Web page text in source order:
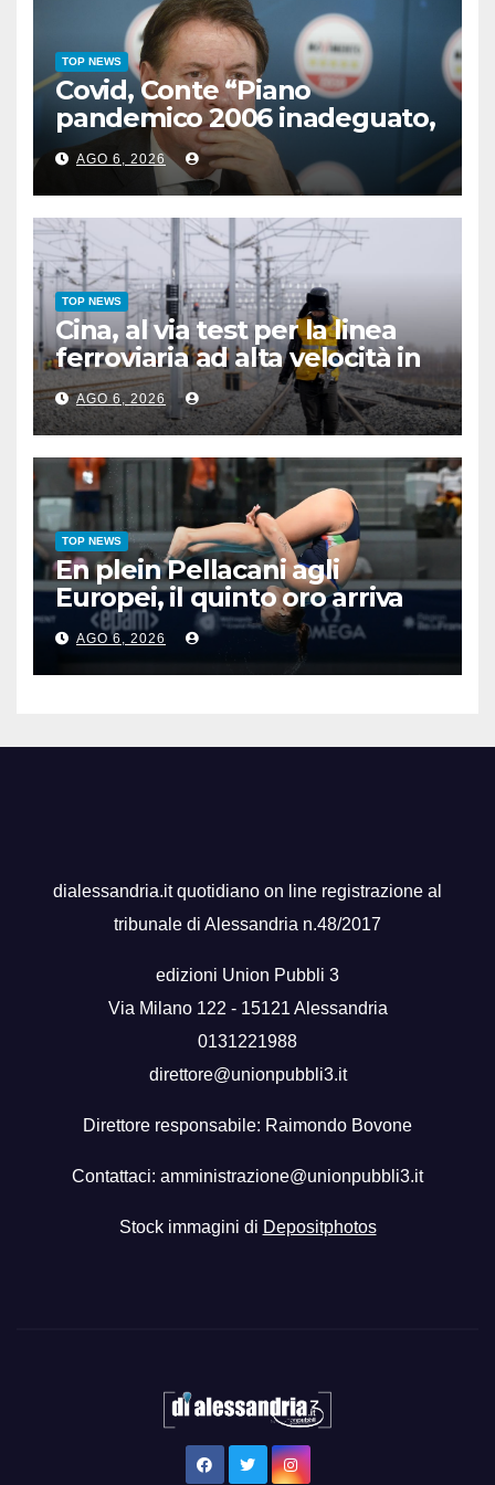
TOP NEWS
Covid, Conte “Piano
pandemico 2006 inadeguato,
virus senza precedenti”
AGO 6, 2026
TOP NEWS
Cina, al via test per la linea
ferroviaria ad alta velocità in
zona permafrost
AGO 6, 2026
TOP NEWS
En plein Pellacani agli
Europei, il quinto oro arriva
nel sincro con Pizzini
AGO 6, 2026
dialessandria.it quotidiano on line registrazione al
tribunale di Alessandria n.48/2017
edizioni Union Pubbli 3
Via Milano 122 - 15121 Alessandria
0131221988
direttore@unionpubbli3.it
Direttore responsabile: Raimondo Bovone
Contattaci: amministrazione@unionpubbli3.it
Stock immagini di Depositphotos